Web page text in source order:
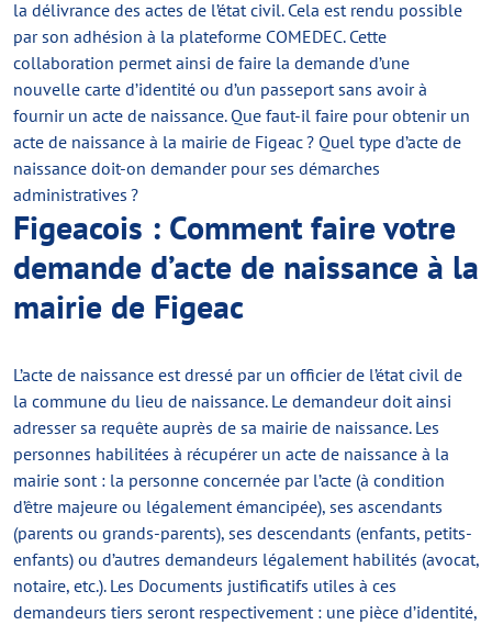
la délivrance des actes de l’état civil. Cela est rendu possible
par son adhésion à la plateforme COMEDEC. Cette
collaboration permet ainsi de faire la demande d’une
nouvelle carte d’identité ou d’un passeport sans avoir à
fournir un acte de naissance. Que faut-il faire pour obtenir un
acte de naissance à la mairie de Figeac ? Quel type d’acte de
naissance doit-on demander pour ses démarches
administratives ?
Figeacois : Comment faire votre
demande d’acte de naissance à la
mairie de Figeac
L’acte de naissance est dressé par un officier de l’état civil de
la commune du lieu de naissance. Le demandeur doit ainsi
adresser sa requête auprès de sa mairie de naissance. Les
personnes habilitées à récupérer un acte de naissance à la
mairie sont : la personne concernée par l’acte (à condition
d’être majeure ou légalement émancipée), ses ascendants
(parents ou grands-parents), ses descendants (enfants, petits-
enfants) ou d’autres demandeurs légalement habilités (avocat,
notaire, etc.). Les Documents justificatifs utiles à ces
demandeurs tiers seront respectivement : une pièce d’identité,